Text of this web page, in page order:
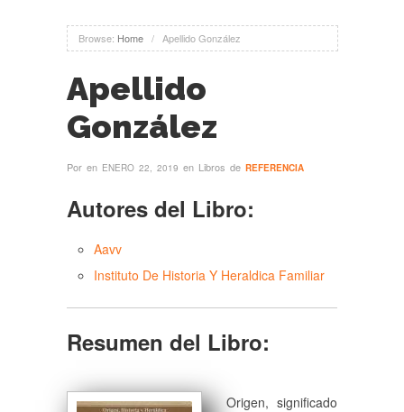
Browse: Home / Apellido González
Apellido
González
Por en ENERO 22, 2019 en Libros de REFERENCIA
Autores del Libro:
Aavv
Instituto De Historia Y Heraldica Familiar
Resumen del Libro:
Origen, significado